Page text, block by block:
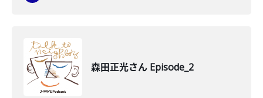
森田正光さん Episode_2